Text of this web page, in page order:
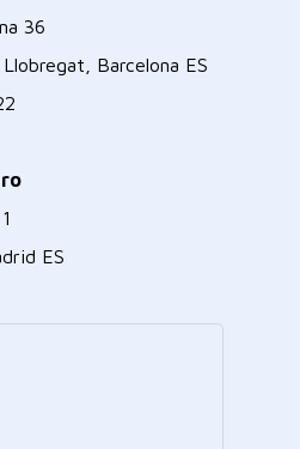
36
Barcelona ES
ES